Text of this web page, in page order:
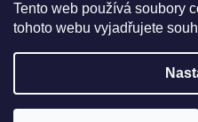
Tento web používá soubory
tohoto webu vyjadřujete
Rybářské